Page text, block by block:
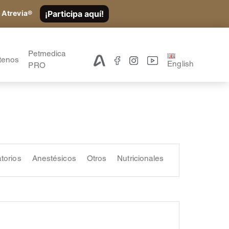
Atrevia® ¡Participa aquí!
Petmedica
PRO
English
Anestésicos Otros Nutricionales